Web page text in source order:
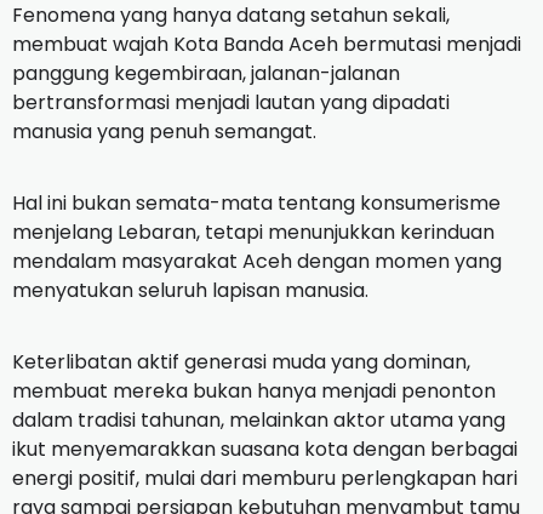
Fenomena yang hanya datang setahun sekali,
membuat wajah Kota Banda Aceh bermutasi menjadi
panggung kegembiraan, jalanan-jalanan
bertransformasi menjadi lautan yang dipadati
manusia yang penuh semangat.
Hal ini bukan semata-mata tentang konsumerisme
menjelang Lebaran, tetapi menunjukkan kerinduan
mendalam masyarakat Aceh dengan momen yang
menyatukan seluruh lapisan manusia.
Keterlibatan aktif generasi muda yang dominan,
membuat mereka bukan hanya menjadi penonton
dalam tradisi tahunan, melainkan aktor utama yang
ikut menyemarakkan suasana kota dengan berbagai
energi positif, mulai dari memburu perlengkapan hari
raya sampai persiapan kebutuhan menyambut tamu